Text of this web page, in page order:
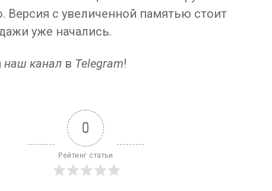
Версия с увеличенной памятью стоит
уже начались.
наш каналв Telegram!
0
Рейтинг статьи